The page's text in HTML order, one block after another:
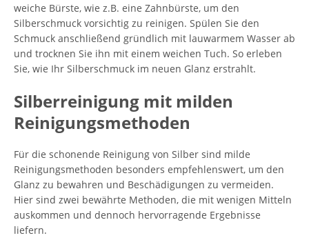
weiche Bürste, wie z.B. eine Zahnbürste, um den
Silberschmuck vorsichtig zu reinigen. Spülen Sie den
Schmuck anschließend gründlich mit lauwarmem Wasser ab
und trocknen Sie ihn mit einem weichen Tuch. So erleben
Sie, wie Ihr Silberschmuck im neuen Glanz erstrahlt.
Silberreinigung mit milden
Reinigungsmethoden
Für die schonende Reinigung von Silber sind milde
Reinigungsmethoden besonders empfehlenswert, um den
Glanz zu bewahren und Beschädigungen zu vermeiden.
Hier sind zwei bewährte Methoden, die mit wenigen Mitteln
auskommen und dennoch hervorragende Ergebnisse
liefern.